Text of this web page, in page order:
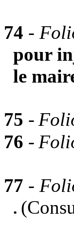
74 -
pour
le
75 -
76 -
77 -
.